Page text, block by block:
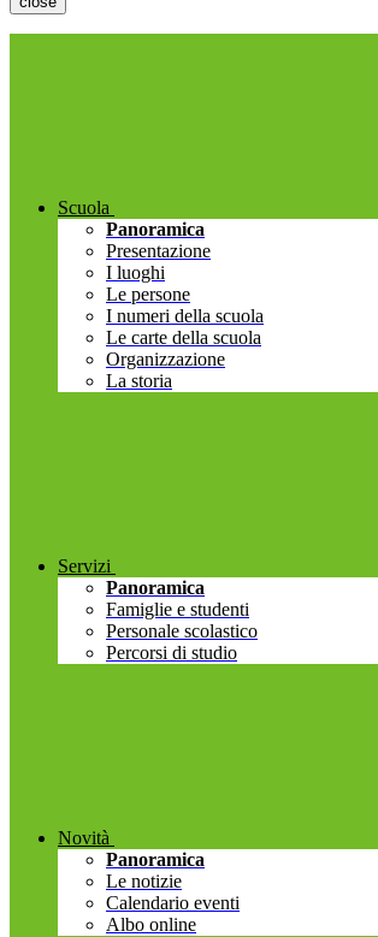
Scuola
Panoramica
Presentazione
I luoghi
Le persone
I numeri della scuola
Le carte della scuola
Organizzazione
La storia
Servizi
Panoramica
Famiglie e studenti
Personale scolastico
Percorsi di studio
Novità
Panoramica
Le notizie
Calendario eventi
Albo online